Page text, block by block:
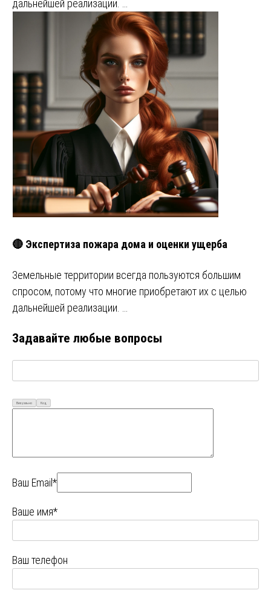
дальнейшей реализации. …
🔴 Экспертиза пожара дома и оценки ущерба
Земельные территории всегда пользуются большим
спросом, потому что многие приобретают их с целью
дальнейшей реализации. …
Задавайте любые вопросы
Визуально Код
Ваш Email*
Ваше имя*
Ваш телефон